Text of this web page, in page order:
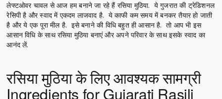
लेफ्टओवर चावल से आज हम बनाने जा रहे हैं रसिया मुठिया. ये गुजरात की ट्रेडिशनल
रेसिपी है और स्वाद में एकदम लाजवाद है. ये काफी कम समय में बनकर तैयार हो जाती
है और ये एक पूरा मील है. इसे बनाने की विधि बहुत ही आसान है. तो आप भी इस
आसान विधि के साथ रसिया मुठिया बनाएं और अपने परिवार के साथ इसके स्वाद का
आनंद लें.
रसिया मुठिया के लिए आवश्यक सामग्री
Ingredients for Gujarati Rasili